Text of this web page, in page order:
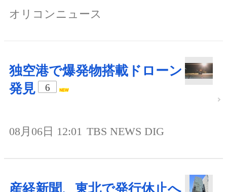
オリコンニュース
独空港で爆発物搭載ドローン
発見
6
08月06日 12:01 TBS NEWS DIG
産経新聞、東北で発行休止へ